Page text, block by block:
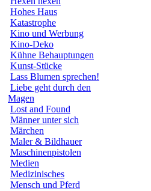
Hohes Haus
Katastrophe
Kino und Werbung
Kino-Deko
Kühne Behauptungen
Kunst-Stücke
Lass Blumen sprechen!
Liebe geht durch den
Magen
Lost and Found
Männer unter sich
Märchen
Maler & Bildhauer
Maschinenpistolen
Medien
Medizinisches
Mensch und Pferd